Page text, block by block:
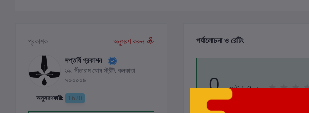
প্রকাশক
অনুসরণ করুন
সপ্তর্ষি প্রকাশন
৬৯, সীতারাম ঘোষ স্ট্রীট, কলকাতা -
৭০০০০৯
অনুসরণকারী: 1620
পর্যালোচনা ও রেটিং
0 মোট 5.0 -এ